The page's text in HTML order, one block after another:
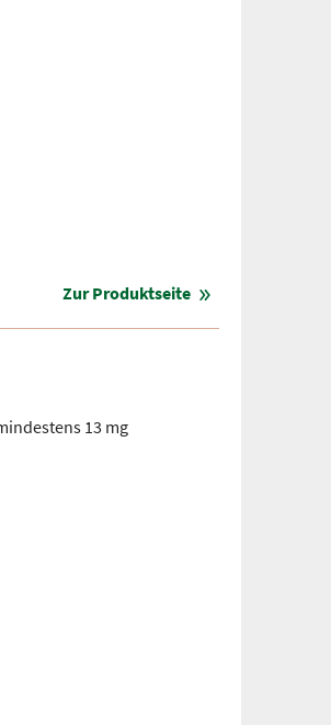
Zur Produktseite
13 mg